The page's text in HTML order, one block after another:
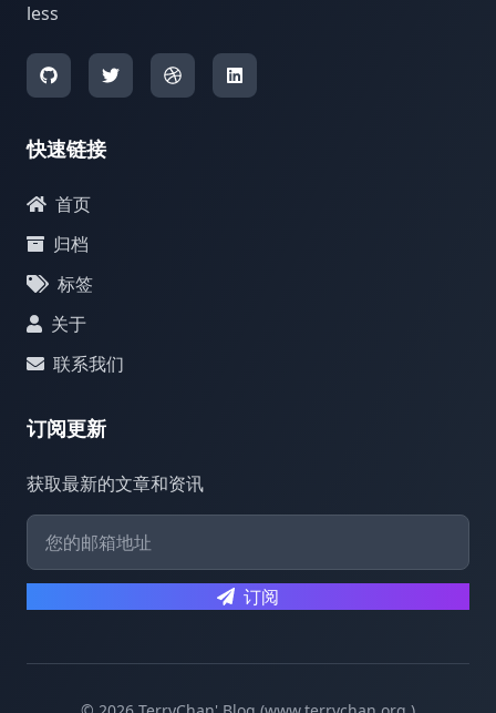
less
快速链接
首页
归档
标签
关于
联系我们
订阅更新
获取最新的文章和资讯
订阅